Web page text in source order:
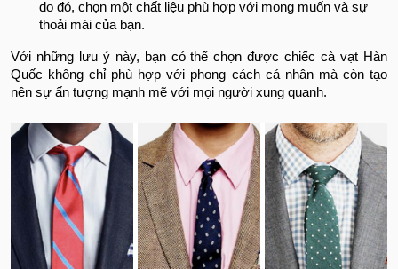
do đó, chọn một chất liệu phù hợp với mong muốn và sự
thoải mái của bạn.
Với những lưu ý này, bạn có thể chọn được chiếc cà vạt Hàn
Quốc không chỉ phù hợp với phong cách cá nhân mà còn tạo
nên sự ấn tượng mạnh mẽ với mọi người xung quanh.